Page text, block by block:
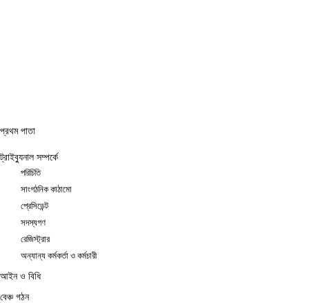
প্রথম পাতা
ট্রাইব্যুনাল সম্পর্কে
পরিচিতি
সাংগঠনিক কাঠামো
প্রেসিডেন্ট
সদস্যগণ
রেজিস্ট্রার
অন্যান্য কর্মকর্তা ও কর্মচারী
আইন ও বিধি
বেঞ্চ গঠন